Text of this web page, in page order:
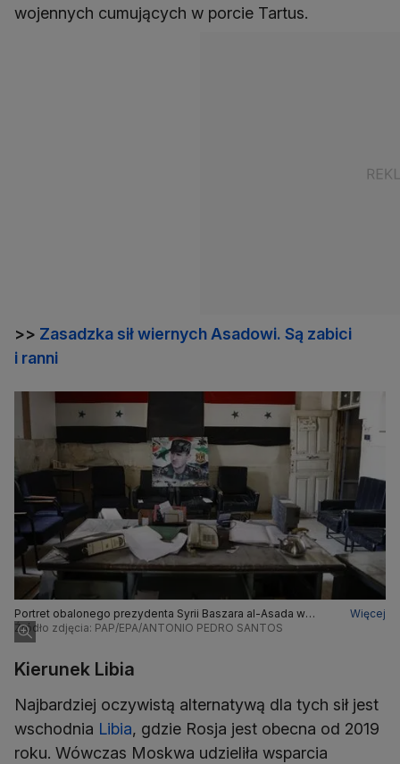
wojennych cumujących w porcie Tartus.
>> Zasadzka sił wiernych Asadowi. Są zabici
i ranni
Portret obalonego prezydenta Syrii Baszara al-Asada w
opuszczonym biurze w Damaszku
Więcej
Źródło zdjęcia: PAP/EPA/ANTONIO PEDRO SANTOS
Kierunek Libia
Najbardziej oczywistą alternatywą dla tych sił jest
wschodnia Libia, gdzie Rosja jest obecna od 2019
roku. Wówczas Moskwa udzieliła wsparcia